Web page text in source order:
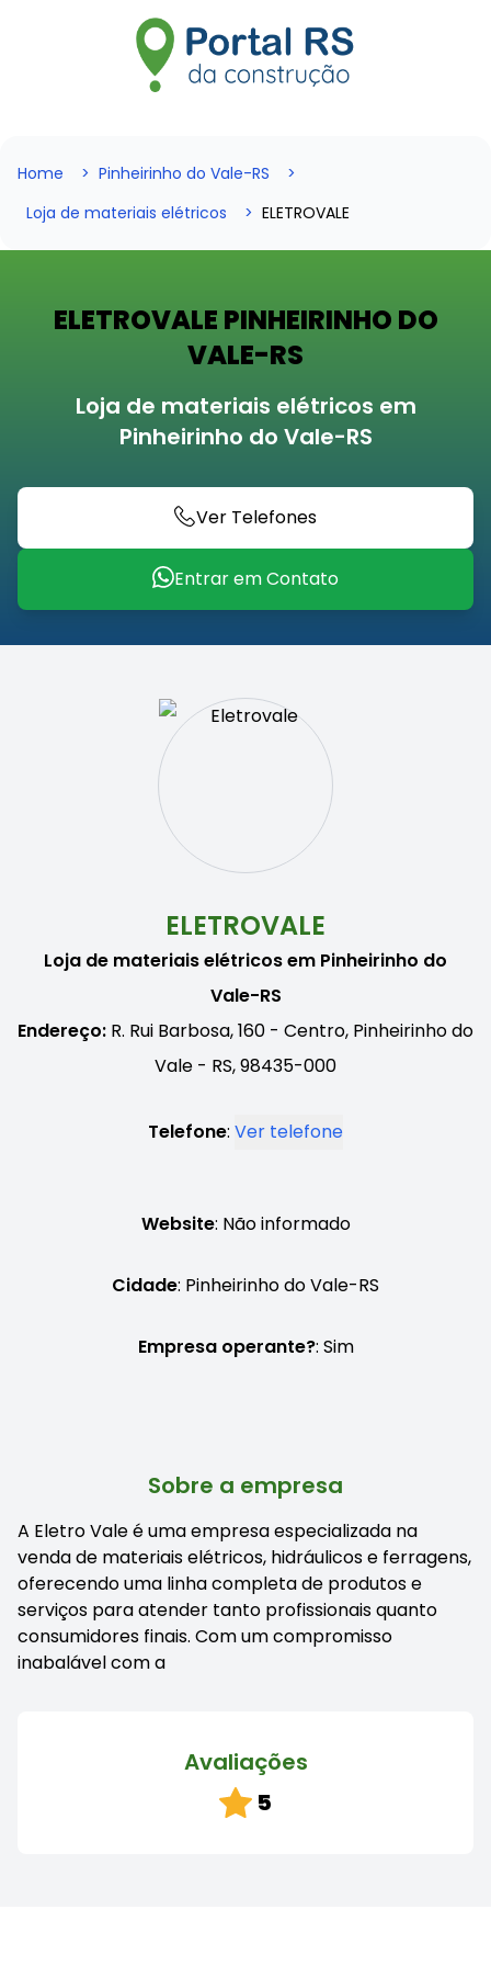
Home
Pinheirinho do Vale-RS
Loja de materiais elétricos
ELETROVALE
ELETROVALE PINHEIRINHO DO
VALE-RS
Loja de materiais elétricos em
Pinheirinho do Vale-RS
Ver Telefones
Entrar em Contato
ELETROVALE
Loja de materiais elétricos em Pinheirinho do
Vale-RS
Endereço: R. Rui Barbosa, 160 - Centro, Pinheirinho do
Vale - RS, 98435-000
Telefone: Ver telefone
Website: Não informado
Cidade: Pinheirinho do Vale-RS
Empresa operante?: Sim
Sobre a empresa
A Eletro Vale é uma empresa especializada na
venda de materiais elétricos, hidráulicos e ferragens,
oferecendo uma linha completa de produtos e
serviços para atender tanto profissionais quanto
consumidores finais. Com um compromisso
inabalável com a
Avaliações
5